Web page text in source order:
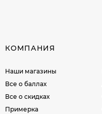
КОМПАНИЯ
Наши магазины
Все о баллах
Все о скидках
Примерка